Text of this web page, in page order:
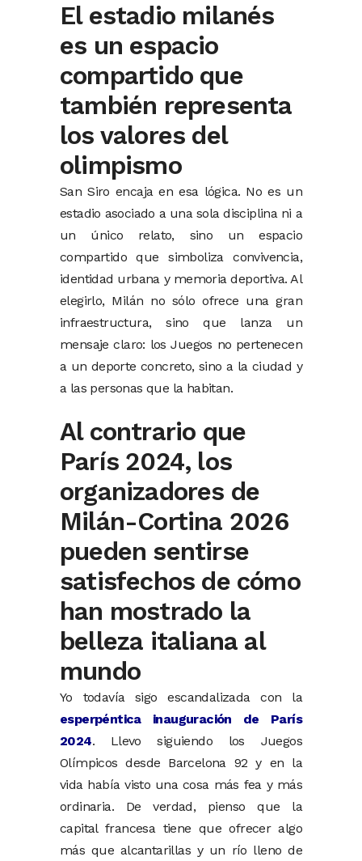
El estadio milanés
es un espacio
compartido que
también representa
los valores del
olimpismo
San Siro encaja en esa lógica. No es un
estadio asociado a una sola disciplina ni a
un único relato, sino un espacio
compartido que simboliza convivencia,
identidad urbana y memoria deportiva. Al
elegirlo, Milán no sólo ofrece una gran
infraestructura, sino que lanza un
mensaje claro: los Juegos no pertenecen
a un deporte concreto, sino a la ciudad y
a las personas que la habitan.
Al contrario que
París 2024, los
organizadores de
Milán-Cortina 2026
pueden sentirse
satisfechos de cómo
han mostrado la
belleza italiana al
mundo
Yo todavía sigo escandalizada con la
esperpéntica inauguración de París
2024. Llevo siguiendo los Juegos
Olímpicos desde Barcelona 92 y en la
vida había visto una cosa más fea y más
ordinaria. De verdad, pienso que la
capital francesa tiene que ofrecer algo
más que alcantarillas y un río lleno de